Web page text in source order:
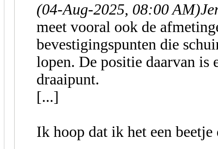
(04-Aug-2025, 08:00 AM)
meet vooral ook de
bevestigingspunten die
lopen. De positie daarvan
draaipunt.
[...]
Ik hoop dat ik het een